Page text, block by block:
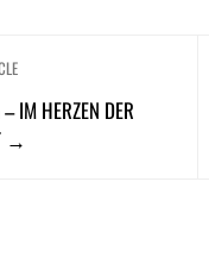
IM HERZEN DER
→